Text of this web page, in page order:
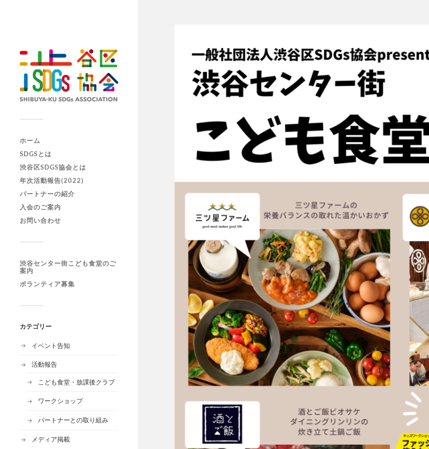
ホーム
SDGSとは
渋谷区SDGS協会とは
年次活動報告(2022)
パートナーの紹介
入会のご案内
お問い合わせ
渋谷センター街こども食堂のご
案内
ボランティア募集
カテゴリー
イベント告知
活動報告
こども食堂・放課後クラブ
ワークショップ
パートナーとの取り組み
メディア掲載